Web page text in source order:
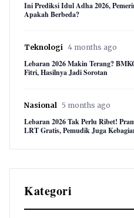
Ini Prediksi Idul Adha 2026,
Apakah Berbeda?
Teknologi 4 months ago
Lebaran 2026 Makin Terang?
Fitri, Hasilnya Jadi Sorotan
Nasional 5 months ago
Lebaran 2026 Tak Perlu Ribet!
LRT Gratis, Pemudik Juga
Kategori